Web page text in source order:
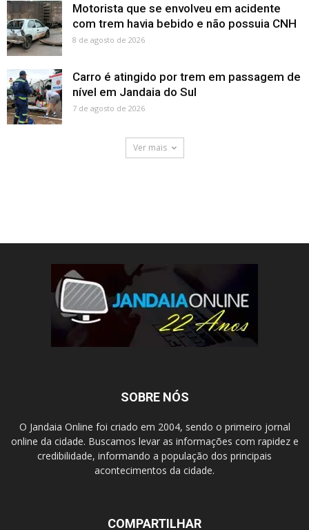
Motorista que se envolveu em acidente
com trem havia bebido e não possuia CNH
8 de agosto de 2026
Carro é atingido por trem em passagem de
nível em Jandaia do Sul
7 de agosto de 2026
Ver mais
SOBRE NÓS
O Jandaia Online foi criado em 2004, sendo o primeiro jornal
online da cidade. Buscamos levar as informações com rapidez e
credibilidade, informando a população dos principais
acontecimentos da cidade.
COMPARTILHAR